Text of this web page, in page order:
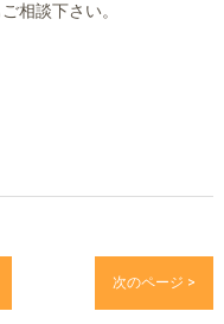
相談下さい。
次のページ >